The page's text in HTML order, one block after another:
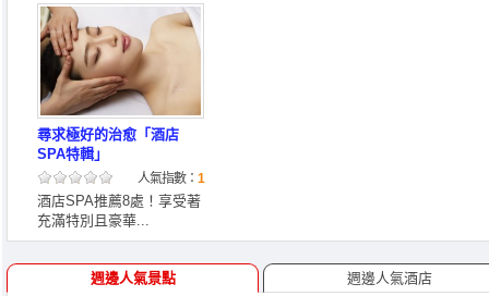
尋求極好的治愈「酒店
SPA特輯」
人氣指數： 1
酒店SPA推薦8處！享受著
充滿特別且豪華...
週邊人氣景點 週邊人氣酒店